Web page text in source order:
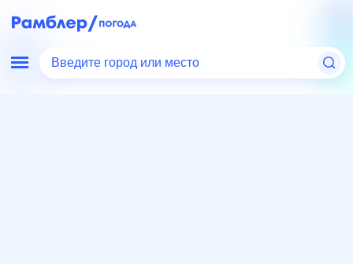
Введите город или место